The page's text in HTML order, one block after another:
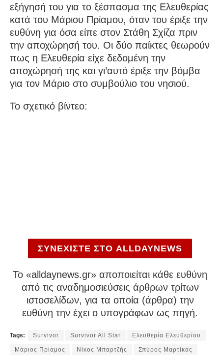
εξήγησή του για το ξέσπασμα της Ελευθερίας
κατά του Μάριου Πρίαμου, όταν του έριξε την
ευθύνη για όσα είπε στον Στάθη Σχίζα πριν
την αποχώρησή του. Οι δύο παίκτες θεωρούν
πως η Ελευθερία είχε δεδομένη την
αποχώρησή της και γι’αυτό έριξε την βόμβα
για τον Μάριο στο συμβούλιο του νησιού.
Το σχετικό βίντεο:
ΣΥΝΕΧΙΣΤΕ ΣΤΟ ALLDAYNEWS
To «alldaynews.gr» αποποιείται κάθε ευθύνη
από τις αναδημοσιεύσεις άρθρων τρίτων
ιστοσελίδων, για τα οποία (άρθρα) την
ευθύνη την έχει ο υπογράφων ως πηγή.
Tags: Survivor Survivor All Star Ελευθερία Ελευθερίου
Μάριος Πρίαμος Νίκος Μπαρτζής Σπύρος Μαρτίκας